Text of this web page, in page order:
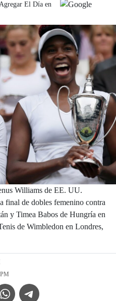
El Día en
Williams de EE. UU.
final de dobles femenino contra
y Timea Babos de Hungría en
de Wimbledon en Londres,
Icon
Telegram Icon